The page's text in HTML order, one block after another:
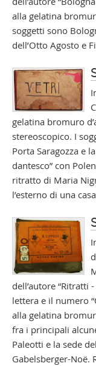
alla gelatina
soggetti sono
dell’Otto Agosto e
gelatina bromuro
stereoscopico. I
Porta Saragozza e
dantesco” con
ritratto di Maria
l’esterno di una
dell’autore
lettera e il numero
alla gelatina
fra i principali
Paleotti e la sede
Gabelsberger-Noë.